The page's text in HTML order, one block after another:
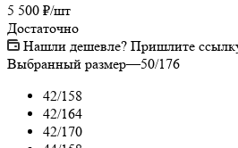
5 500 ₽/шт
Достаточно
Нашли дешевле? Пришлите
Выбранный размер—50/176
42/158
42/164
42/170